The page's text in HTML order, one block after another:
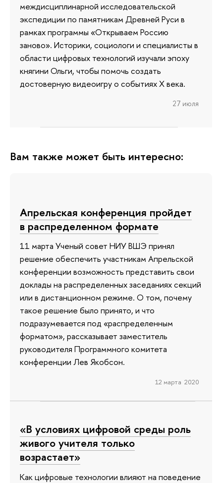
междисциплинарной исследовательской
экспедиции по памятникам Древней Руси в
рамках программы «Открываем Россию
заново». Историки, социологи и специалисты в
области цифровых технологий изучали эпоху
княгини Ольги, чтобы помочь создать
достоверную видеоигру о событиях X века.
27 июля
Вам также может быть интересно:
Апрельская конференция пройдет
в распределенном формате
11 марта Ученый совет НИУ ВШЭ принял
решение обеспечить участникам Апрельской
конференции возможность представить свои
доклады на распределенных заседаниях секций
или в дистанционном режиме. О том, почему
такое решение было принято, и что
подразумевается под «распределенным
форматом», рассказывает заместитель
руководителя Программного комитета
конференции Лев Якобсон.
12 марта 2020
«В условиях цифровой среды роль
живого учителя только
возрастает»
Как цифровые технологии влияют на поведение